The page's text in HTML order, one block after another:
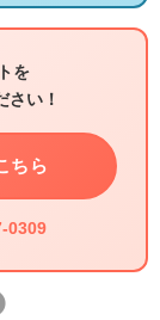
を
さい！
ちら
0309